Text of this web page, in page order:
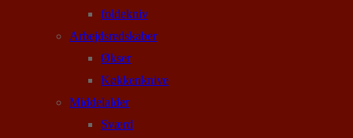
foldekniv
Arbejdsredskaber
Økser
Køkkenknive
Middelalder
Sværd